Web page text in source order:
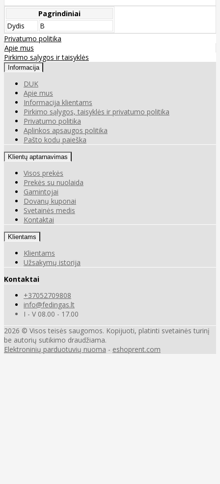
Pagrindiniai
Dydis
B
Privatumo politika
Apie mus
Pirkimo sąlygos ir taisyklės
Informacija
DUK
Apie mus
Informacija klientams
Pirkimo sąlygos, taisyklės ir privatumo politika
Privatumo politika
Aplinkos apsaugos politika
Pašto kodų paieška
Klientų aptarnavimas
Visos prekės
Prekės su nuolaida
Gamintojai
Dovanų kuponai
Svetainės medis
Kontaktai
Klientams
Klientams
Užsakymų istorija
Kontaktai
+37052709808
info@fedingas.lt
I - V 08.00 - 17.00
2026 © Visos teisės saugomos. Kopijuoti, platinti svetainės turinį
be autorių sutikimo draudžiama.
Elektroninių parduotuvių nuoma - eshoprent.com